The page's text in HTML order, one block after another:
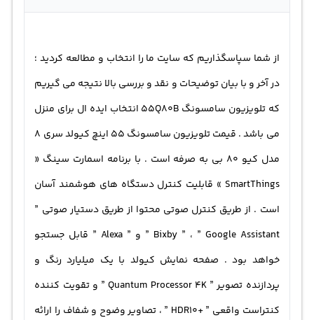
از شما سپاسگذاریم که سایت ما را انتخاب و مطالعه کردید ؛
در آخر و با بیان توضیحات و نقد و بررسی بالا نتیجه می گیریم
که تلویزیون سامسونگ 55Q80B انتخاب ایده ال برای منزل
می باشد . قيمت تلويزيون سامسونگ ۵۵ اينچ کیولد سری 8
مدل کیو 80 بی به صرفه است . با برنامه اسمارت سینگ «
SmartThings » قابلیت کنترل دستگاه های هوشمند آسان
است . از طریق کنترل صوتی محتوا از طریق دستیار صوتی ”
Bixby ” ، ” Google Assistant ” و ” Alexa ” قابل جستجو
خواهد بود . صفحه نمایش کیولد با یک میلیارد رنگ و
پردازنده تصویر ” Quantum Processor 4K ” و تقویت کننده
کنتراست واقعی ” +HDR10 ” ، تصاویر وضوح و شفاف را ارائه